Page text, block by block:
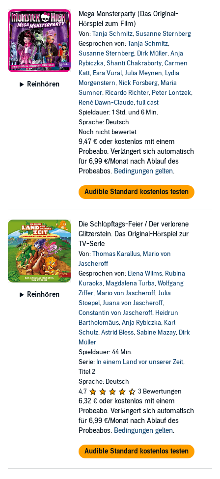
Reinhören
Mega Monsterparty (Das Original-
Hörspiel zum Film)
Von:Tanja Schmitz,Susanne Sternberg
Gesprochen von:Tanja Schmitz,
Susanne Sternberg, Dirk Müller,Anja
Rybiczka,Shanti Chakraborty,Carmen
Katt, Esra Vural,Julia Meynen, Lydia
Morgenstern, Nick Forsberg, Maria
Sumner, Ricardo Richter, Peter Lontzek,
René Dawn-Claude,full cast
Spieldauer: 1 Std. und 6 Min.
Sprache: Deutsch
Noch nicht bewertet
9,47 € oder kostenlos mit einem
Probeabo. Verlängert sich automatisch
für 6,99 €/Monat nach Ablauf des
Probeabos. Bedingungen gelten.
Audible Standard kostenlos testen
Reinhören
Die Schlüpftags-Feier / Der verlorene
Glitzerstein. Das Original-Hörspiel zur
TV-Serie
Von:Thomas Karallus, Mario von
Jascheroff
Gesprochen von: Elena Wilms, Rubina
Kuraoka, Magdalena Turba,Wolfgang
Ziffer, Mario von Jascheroff,Julia
Stoepel,Juana von Jascheroff,
Constantin von Jascheroff, Heidrun
Bartholomäus,Anja Rybiczka, Karl
Schulz,Astrid Bless,Sabine Mazay, Dirk
Müller
Spieldauer: 44 Min.
Serie: In einem Land vor unserer Zeit,
Titel 2
Sprache: Deutsch
4,7
3 Bewertungen
6,32 € oder kostenlos mit einem
Probeabo. Verlängert sich automatisch
für 6,99 €/Monat nach Ablauf des
Probeabos. Bedingungen gelten.
Audible Standard kostenlos testen